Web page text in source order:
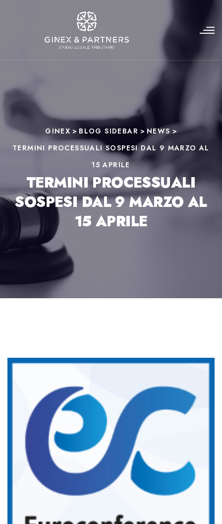
GINEX > BLOG SIDEBAR > NEWS >
TERMINI PROCESSUALI SOSPESI DAL 9 MARZO AL
15 APRILE
TERMINI PROCESSUALI
SOSPESI DAL 9 MARZO AL
15 APRILE